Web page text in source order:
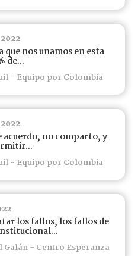
que nos unamos en esta
de...
- Equipo por Colombia
acuerdo, no comparto, y
- Equipo por Colombia
los fallos, los fallos de
Galán - Centro Esperanza